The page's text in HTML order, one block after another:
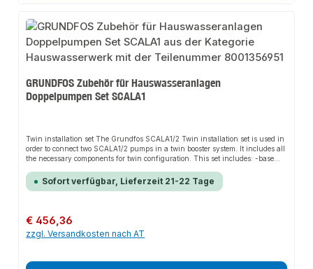
GRUNDFOS Zubehör für Hauswasseranlagen
Doppelpumpen Set SCALA1
Twin installation set The Grundfos SCALA1/2 Twin installation set is used in
order to connect two SCALA1/2 pumps in a twin booster system. It includes all
the necessary components for twin configuration. This set includes: -base
communication cable (for SCALA1 only) - fixing screws.Weitere technische
Eigenschaften:· Art des Zubehörs/Ersatzteils: Montagesatz· Werkstoff:
Sofort verfügbar, Lieferzeit 21-22 Tage
Regulärer Preis:
€ 456,36
zzgl. Versandkosten nach AT